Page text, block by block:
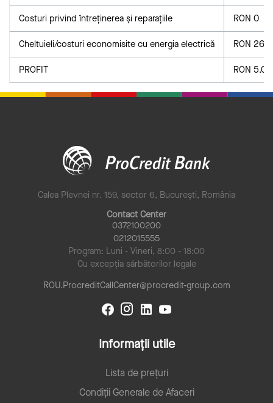
Costuri privind întreținerea și reparațiile RON 0
Cheltuieli/costuri economisite cu energia electrică RON
PROFIT RON
Calea Plevnei nr. 159, sector 6, București, România
Contact Center
0372100200
0212015555
Program: Luni - Vineri, 8:00 - 18:00
Cu excepția sărbătorilor legale
ROU.ProcreditCallCenter@procredit-group.com
Informații utile
Lista de prețuri
Condiții Generale de Afaceri